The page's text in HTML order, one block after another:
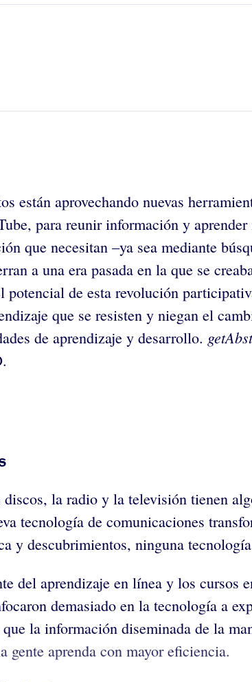
están aprovechando nuevas
para reunir información y
que necesitan –ya sea mediante
a una era pasada en la que se
potencial de esta revolución
que se resisten y niegan el
de aprendizaje y desarrollo.
la radio y la televisión tienen
tecnología de comunicaciones
y descubrimientos, ninguna
del aprendizaje en línea y los cursos
demasiado en la tecnología a
la información diseminada de la
gente aprenda con mayor eficiencia.